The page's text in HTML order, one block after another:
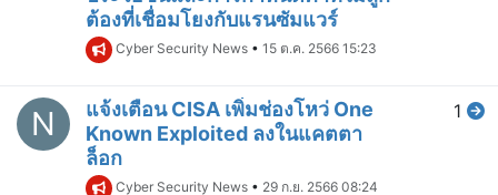
ต้องที่เชื่อมโยงกับแรนซัมแวร์
Cyber Security News • 15 ต.ค. 2566 15:23
N
แจ้งเตือน CISA เพิ่มช่องโหว่ One
Known Exploited ลงในแคตตา
ล็อก
Cyber Security News • 29 ก.ย. 2566 08:24
1